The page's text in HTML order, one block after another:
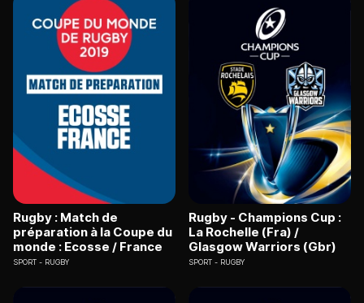
Rugby : Match de
préparation à la Coupe du
monde : Ecosse / France
SPORT RUGBY
Rugby - Champions Cup :
La Rochelle (Fra) /
Glasgow Warriors (Gbr)
SPORT RUGBY